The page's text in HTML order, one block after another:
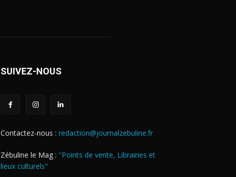
SUIVEZ-NOUS
Contactez-nous : redaction@journalzebuline.fr
Zébuline le Mag : "Points de vente, Librairies et
lieux culturels"